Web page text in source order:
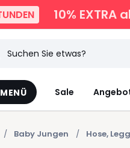
10% EXTRA
Menü
MENÜ Sale
Baby Jungen Hose,